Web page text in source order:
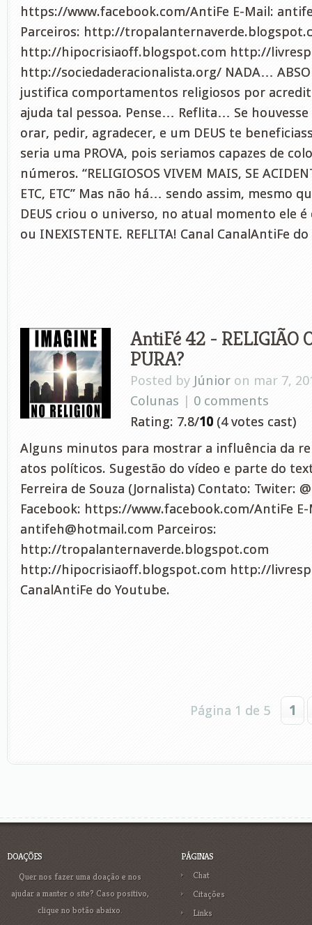
https://www.facebook.com/AntiFe E-Mail:
Parceiros: http://
http://hipocrisiaoff.blogspot.com http://
http://sociedaderacionalista.org/ NADA…
justifica comportamentos religiosos por
ajuda tal pessoa. Pense… Reflita… Se
orar, pedir, agradecer, e um DEUS te
seria uma PROVA, pois seriamos capazes de
números. “RELIGIOSOS VIVEM MAIS, SE
ETC, ETC” Mas não há… sendo assim, mesmo
DEUS criou o universo, no atual momento ele é
ou INEXISTENTE. REFLITA! Canal CanalAntiFe
AntiFé 42 - RELIGIÃO
PURA?
Posted by Júnior on mar 7,
Colunas | 0 comments
Rating: 7.8/10 (4 votes cast)
Alguns minutos para mostrar a influência da
atos políticos. Sugestão do vídeo e parte do
Ferreira de Souza (Jornalista) Contato: Twiter:
Facebook: https://www.facebook.com/AntiFe
antifeh@hotmail.com Parceiros:
http://tropalanternaverde.blogspot.com
http://hipocrisiaoff.blogspot.com http://
CanalAntiFe do Youtube.
Página 1 de 5 1
DOAÇÕES
Quer nos fazer uma doação e nos
ajudar a manter o site? Caso positivo,
clique no botão abaixo.
PÁGINAS
Chat
Citações
Links